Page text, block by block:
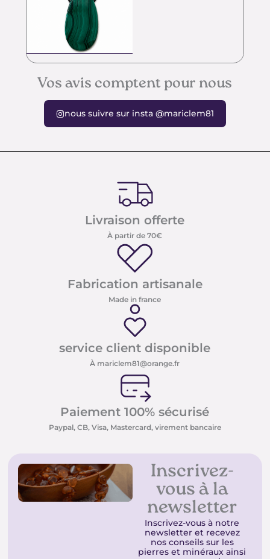
Vos avis comptent pour nous
nous suivre sur insta @mariclem81
Livraison offerte
À partir de 70€
Fabrication artisanale
Made in france
service client disponible
À mariclem81@orange.fr
Paiement 100% sécurisé
Paypal, CB, Visa, Mastercard, virement bancaire
Inscrivez-
vous à la
newsletter
Inscrivez-vous à notre
newsletter et recevez
nos conseils sur les
pierres et minéraux ainsi